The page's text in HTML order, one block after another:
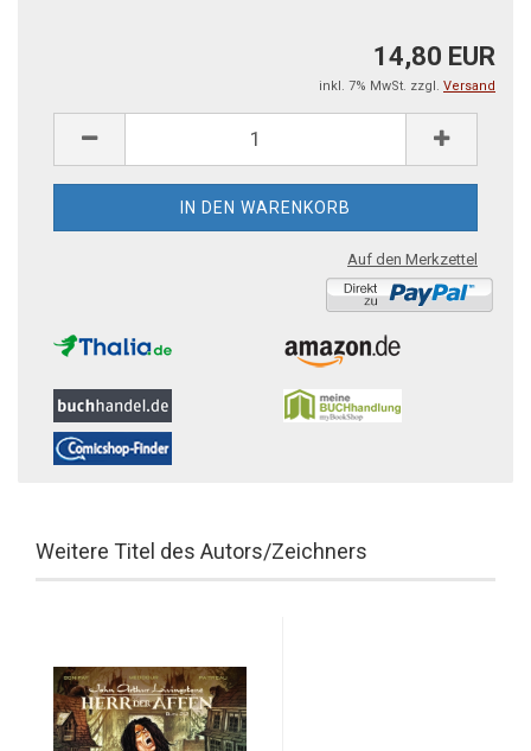
14,80 EUR
inkl. 7% MwSt. zzgl. Versand
Auf den Merkzettel
Weitere Titel des Autors/Zeichners